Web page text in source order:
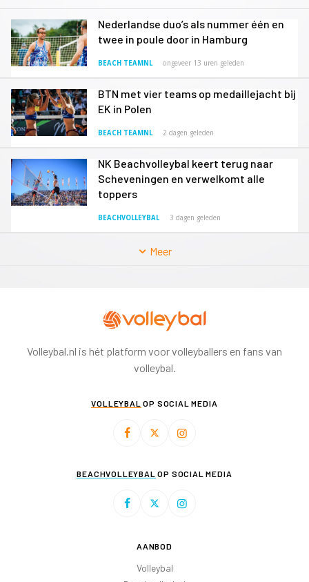
Nederlandse duo’s als nummer één en
twee in poule door in Hamburg
BEACH TEAMNL ongeveer 13 uren geleden
BTN met vier teams op medaillejacht bij
EK in Polen
BEACH TEAMNL 2 dagen geleden
NK Beachvolleybal keert terug naar
Scheveningen en verwelkomt alle
toppers
BEACHVOLLEYBAL 3 dagen geleden
Meer
Volleybal.nl is hét platform voor volleyballers en fans van
volleybal.
VOLLEYBAL OP SOCIAL MEDIA
BEACHVOLLEYBAL OP SOCIAL MEDIA
AANBOD
Volleybal